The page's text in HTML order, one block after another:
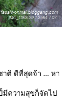
าติ ดีที่สุดจ้า ... หา
มีความสุขก็จัดไป